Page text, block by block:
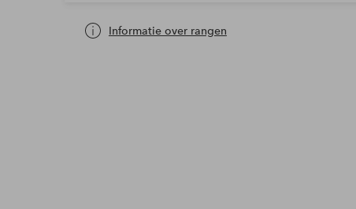
Informatie over rangen